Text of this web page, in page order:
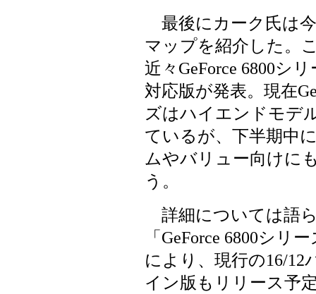
最後にカーク氏は
マップを紹介した。
近々GeForce 6800シ
対応版が発表。現在
ズはハイエンドモデ
ているが、下半期中
ムやバリュー向けに
う。
詳細については語
「GeForce 6800シ
により、現行の16/
イン版もリリース予